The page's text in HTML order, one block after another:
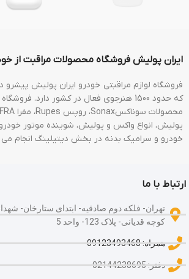
ایران پولیش فروشگاه محصولات مراقبت از
پولیش، انواع واکس و پولیش، شوینده موتور
خودرو و سرامیک بدنه در بخش دیتیلینگ انجام
ارتباط با ما
تهران- فلکه دوم صادقیه- ابتدای ستارخان-
کوچه قدیانی- پلاک 123- واحد 5
همراه: 09123493468
دفتر: 02144238695